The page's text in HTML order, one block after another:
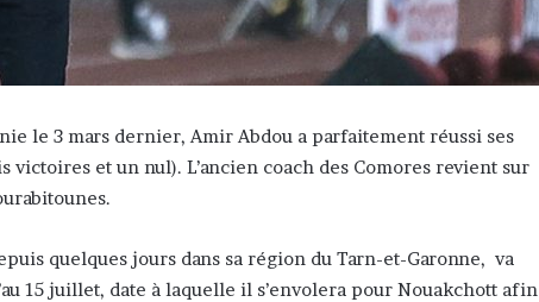
le 3 mars dernier, Amir Abdou a parfaitement réussi ses
victoires et un nul). L’ancien coach des Comores revient sur
quelques jours dans sa région du Tarn-et-Garonne, va
15 juillet, date à laquelle il s’envolera pour Nouakchott afin